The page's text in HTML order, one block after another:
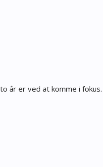
år er ved at komme i